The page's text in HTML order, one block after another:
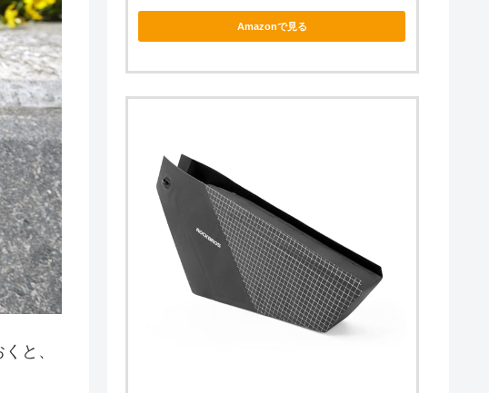
と、
Amazonで見る